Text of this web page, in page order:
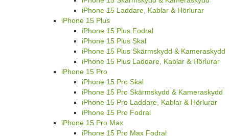
iPhone 15 Laddare, Kablar & Hörlurar
iPhone 15 Plus
iPhone 15 Plus Fodral
iPhone 15 Plus Skal
iPhone 15 Plus Skärmskydd & Kameraskydd
iPhone 15 Plus Laddare, Kablar & Hörlurar
iPhone 15 Pro
iPhone 15 Pro Skal
iPhone 15 Pro Skärmskydd & Kameraskydd
iPhone 15 Pro Laddare, Kablar & Hörlurar
iPhone 15 Pro Fodral
iPhone 15 Pro Max
iPhone 15 Pro Max Fodral